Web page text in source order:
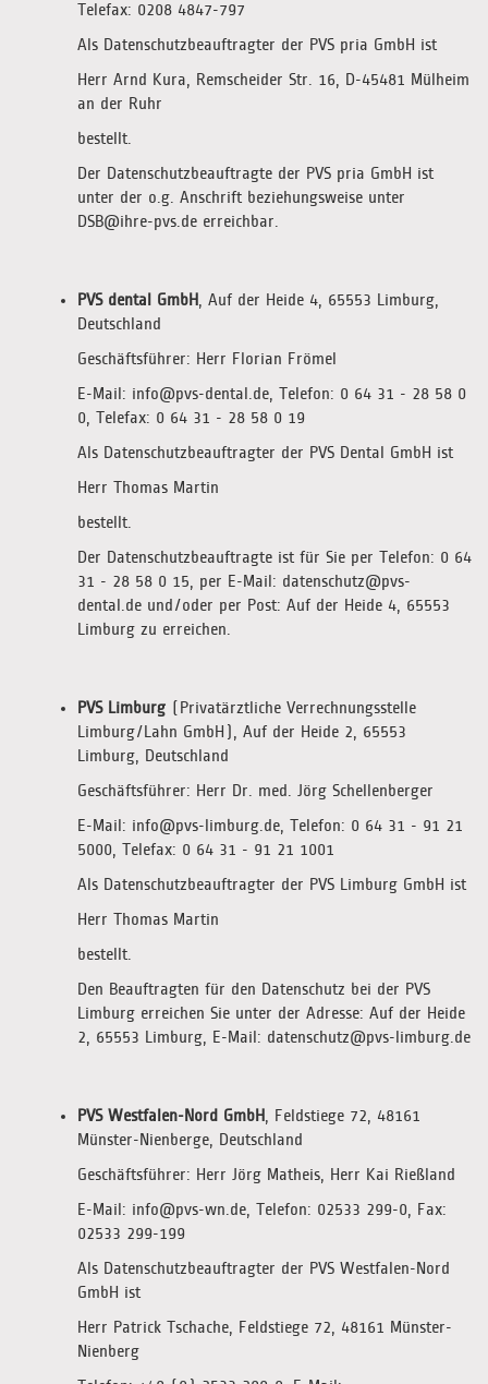
Telefax: 0208 4847-797
Als Datenschutzbeauftragter der PVS pria GmbH ist
Herr Arnd Kura, Remscheider Str. 16, D-45481 Mülheim
an der Ruhr
bestellt.
Der Datenschutzbeauftragte der PVS pria GmbH ist
unter der o.g. Anschrift beziehungsweise unter
DSB@ihre-pvs.de erreichbar.
PVS dental GmbH, Auf der Heide 4, 65553 Limburg,
Deutschland
Geschäftsführer: Herr Florian Frömel
E-Mail: info@pvs-dental.de, Telefon: 0 64 31 - 28 58 0
0, Telefax: 0 64 31 - 28 58 0 19
Als Datenschutzbeauftragter der PVS Dental GmbH ist
Herr Thomas Martin
bestellt.
Der Datenschutzbeauftragte ist für Sie per Telefon: 0 64
31 - 28 58 0 15, per E-Mail: datenschutz@pvs-
dental.de und/oder per Post: Auf der Heide 4, 65553
Limburg zu erreichen.
PVS Limburg (Privatärztliche Verrechnungsstelle
Limburg/Lahn GmbH), Auf der Heide 2, 65553
Limburg, Deutschland
Geschäftsführer: Herr Dr. med. Jörg Schellenberger
E-Mail: info@pvs-limburg.de, Telefon: 0 64 31 - 91 21
5000, Telefax: 0 64 31 - 91 21 1001
Als Datenschutzbeauftragter der PVS Limburg GmbH ist
Herr Thomas Martin
bestellt.
Den Beauftragten für den Datenschutz bei der PVS
Limburg erreichen Sie unter der Adresse: Auf der Heide
2, 65553 Limburg, E-Mail: datenschutz@pvs-limburg.de
PVS Westfalen-Nord GmbH, Feldstiege 72, 48161
Münster-Nienberge, Deutschland
Geschäftsführer: Herr Jörg Matheis, Herr Kai Rießland
E-Mail: info@pvs-wn.de, Telefon: 02533 299-0, Fax:
02533 299-199
Als Datenschutzbeauftragter der PVS Westfalen-Nord
GmbH ist
Herr Patrick Tschache, Feldstiege 72, 48161 Münster-
Nienberg